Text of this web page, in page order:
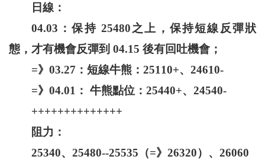
日線：
04.03：保持 25480之上，保持短線反彈狀
態，才有機會反彈到 04.15 後有回吐機會；
=》03.27：短線牛熊：25110+、24610-
=》04.01： 牛熊點位：25440+、24540-
++++++++++++++
阻力：
25340、25480--25535（=》26320）、26060